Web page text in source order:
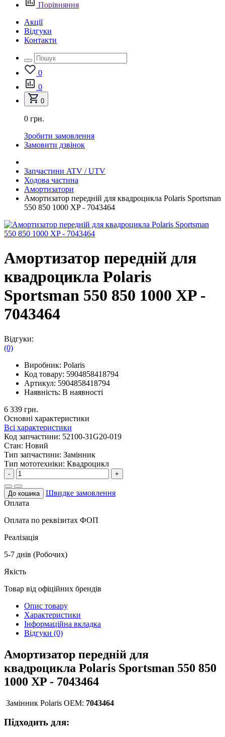
Порівняння
Акції
Відгуки
Контакти
0
0
0
0 грн.
Зробити замовлення
Замовити дзвінок
Запчастини ATV / UTV
Ходова частина
Амортизатори
Амортизатор передній для квадроцикла Polaris Sportsman
550 850 1000 XP - 7043464​​​​​​​
Амортизатор передній для
квадроцикла Polaris
Sportsman 550 850 1000 XP -
7043464​​​​​​​
Відгуки:
(0)
Виробник: Polaris
Код товару: 5904858418794
Артикул: 5904858418794
Наявність: В наявності
6 339 грн.
Основні характеристики
Всі характеристики
Код запчастини: 52100-31G20-019
Стан: Новий
Тип запчастини: Замінник
Тип мототехніки: Квадроцикл
- +
До кошика
Швидке замовлення
Оплата
Оплата по реквізитах ФОП
Реалізація
5-7 днів (Робочих)
Якість
Товар від офіційних брендів
Опис товару
Характеристики
Інформаційна вкладка
Відгуки (0)
Амортизатор передній для
квадроцикла Polaris Sportsman 550 850
1000 XP - 7043464
Замінник Polaris OEM: 7043464
Підходить для: